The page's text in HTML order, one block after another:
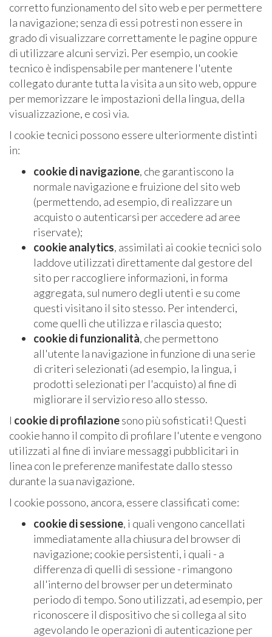
corretto funzionamento del sito web e per permettere
la navigazione; senza di essi potresti non essere in
grado di visualizzare correttamente le pagine oppure
di utilizzare alcuni servizi. Per esempio, un cookie
tecnico è indispensabile per mantenere l'utente
collegato durante tutta la visita a un sito web, oppure
per memorizzare le impostazioni della lingua, della
visualizzazione, e così via.
I cookie tecnici possono essere ulteriormente distinti
in:
cookie di navigazione, che garantiscono la
normale navigazione e fruizione del sito web
(permettendo, ad esempio, di realizzare un
acquisto o autenticarsi per accedere ad aree
riservate);
cookie analytics, assimilati ai cookie tecnici solo
laddove utilizzati direttamente dal gestore del
sito per raccogliere informazioni, in forma
aggregata, sul numero degli utenti e su come
questi visitano il sito stesso. Per intenderci,
come quelli che utilizza e rilascia questo;
cookie di funzionalità, che permettono
all'utente la navigazione in funzione di una serie
di criteri selezionati (ad esempio, la lingua, i
prodotti selezionati per l'acquisto) al fine di
migliorare il servizio reso allo stesso.
I cookie di profilazionesono più sofisticati! Questi
cookie hanno il compito di profilare l'utente e vengono
utilizzati al fine di inviare messaggi pubblicitari in
linea con le preferenze manifestate dallo stesso
durante la sua navigazione.
I cookie possono, ancora, essere classificati come:
cookie di sessione, i quali vengono cancellati
immediatamente alla chiusura del browser di
navigazione; cookie persistenti, i quali - a
differenza di quelli di sessione - rimangono
all'interno del browser per un determinato
periodo di tempo. Sono utilizzati, ad esempio, per
riconoscere il dispositivo che si collega al sito
agevolando le operazioni di autenticazione per